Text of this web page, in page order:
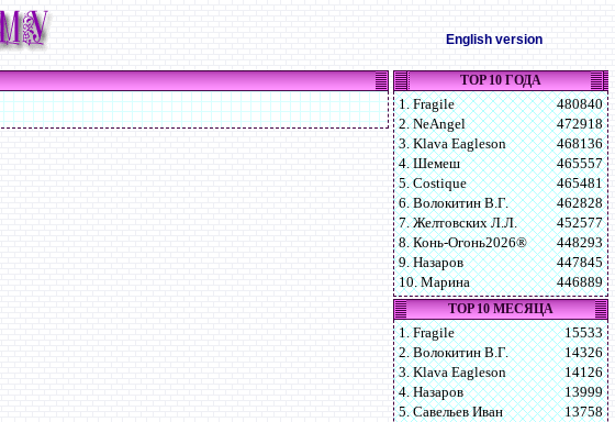
English version
TOP 10 ГОДА
1. Fragile
480840
2. NeAngel
472918
3. Klava Eagleson
468136
4. Шемеш
465557
5. Costique
465481
6. Волокитин В.Г.
462828
7. Желтовских Л.Л.
452577
8. Конь-Огонь2026®
448293
9. Назаров
447845
10. Марина
446889
TOP 10 МЕСЯЦА
1. Fragile
15533
2. Волокитин В.Г.
14326
3. Klava Eagleson
14126
4. Назаров
13999
5. Савельев Иван
13758